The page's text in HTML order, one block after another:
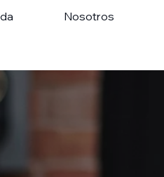
Nosotros